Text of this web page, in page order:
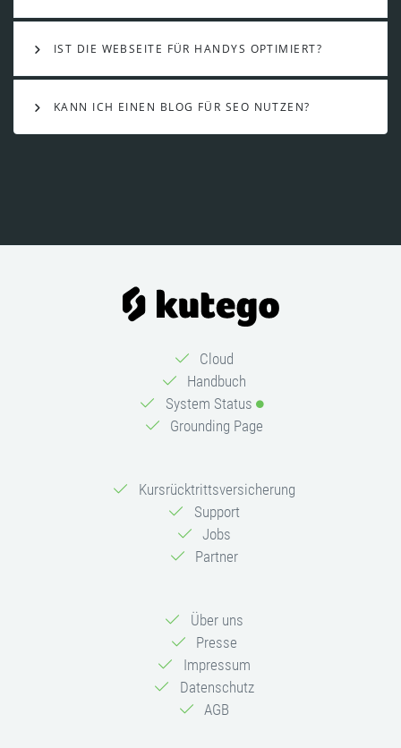
IST DIE WEBSEITE FÜR HANDYS OPTIMIERT?
KANN ICH EINEN BLOG FÜR SEO NUTZEN?
Cloud
Handbuch
System Status
Grounding Page
Kursrücktrittsversicherung
Support
Jobs
Partner
Über uns
Presse
Impressum
Datenschutz
AGB